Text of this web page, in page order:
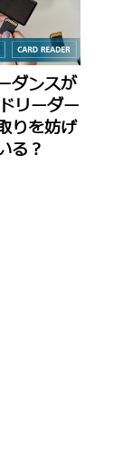
ダンスが
リーダー
りを妨げ
る？